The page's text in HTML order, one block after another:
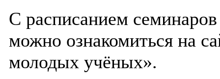
С расписанием
можно ознакомиться на
молодых учёных».